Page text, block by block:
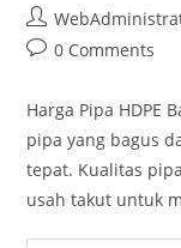
0 Comments
Harga Pipa HDPE
pipa yang bagus
tepat. Kualitas
usah takut untuk